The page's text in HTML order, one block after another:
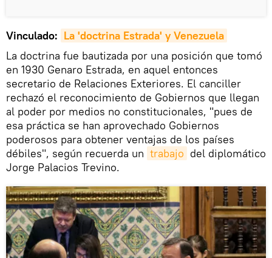
Vinculado: La 'doctrina Estrada' y Venezuela
La doctrina fue bautizada por una posición que tomó
en 1930 Genaro Estrada, en aquel entonces
secretario de Relaciones Exteriores. El canciller
rechazó el reconocimiento de Gobiernos que llegan
al poder por medios no constitucionales, "pues de
esa práctica se han aprovechado Gobiernos
poderosos para obtener ventajas de los países
débiles", según recuerda un trabajo del diplomático
Jorge Palacios Trevino.